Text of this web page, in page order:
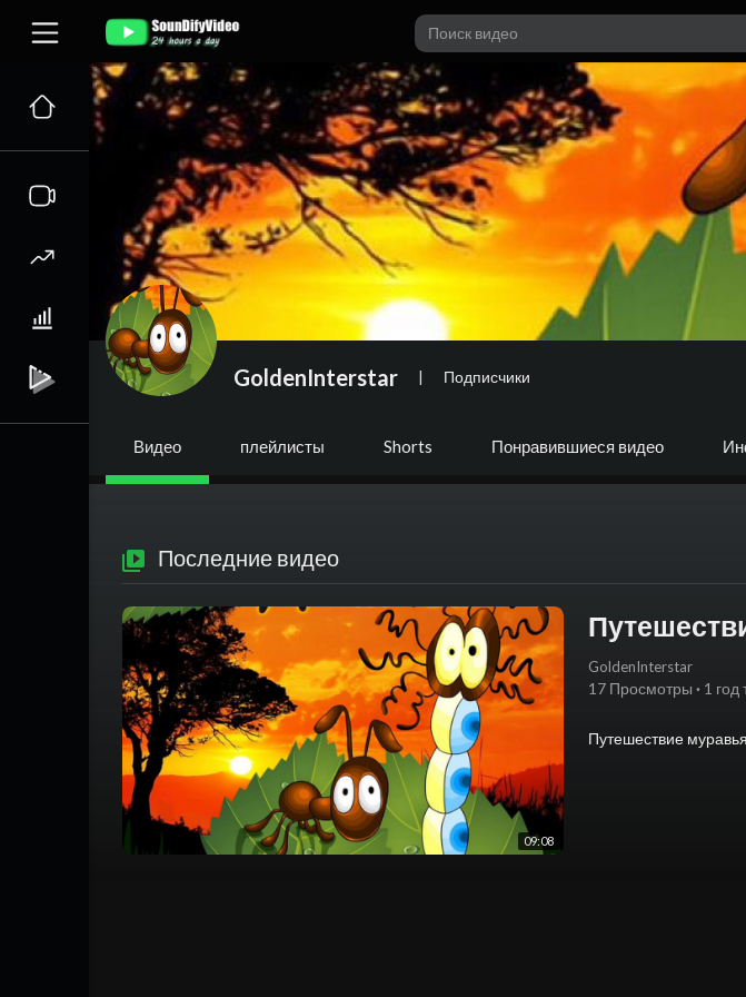
GoldenInterstar | Подписчики
Видео плейлисты Shorts Понравившиеся видео
Последние видео
09:08
GoldenInterstar
17 Просмотры · 1 год
⁣Путешествие